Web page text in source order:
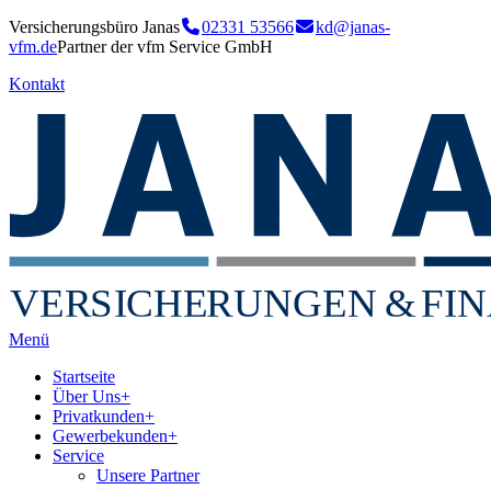
Versicherungsbüro Janas 02331 53566
kd@janas-
vfm.dePartner der vfm Service GmbH
Kontakt
VERSICHERUNGEN&
Menü
Startseite
Über Uns+
Privatkunden+
Gewerbekunden+
Service
Unsere Partner